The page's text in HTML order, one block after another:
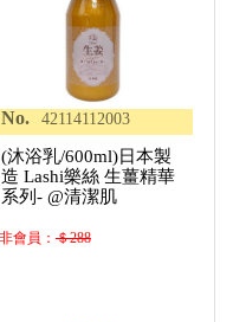
No. 42114112003
(沐浴乳/600ml)日本製
造 Lashi樂絲 生薑精華
系列- @清潔肌
非會員：＄288